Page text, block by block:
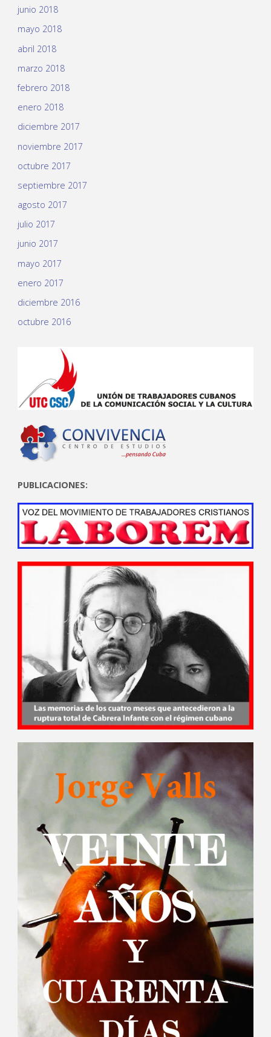
junio 2018
mayo 2018
abril 2018
marzo 2018
febrero 2018
enero 2018
diciembre 2017
noviembre 2017
octubre 2017
septiembre 2017
agosto 2017
julio 2017
junio 2017
mayo 2017
enero 2017
diciembre 2016
octubre 2016
PUBLICACIONES: